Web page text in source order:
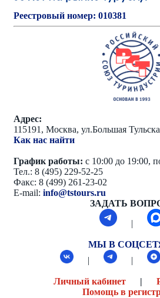
Реестровый номер: 010381
Адрес:
115191, Москва, ул.Большая
Как нас найти
График работы: с 10:00 до 19:00,
Тел.: 8 (495) 229-52-25
Факс: 8 (499) 261-23-02
E-mail: info@tstours.ru
ЗАДАТЬ
|
МЫ В
|
|
Личный кабинет|
Помощь в